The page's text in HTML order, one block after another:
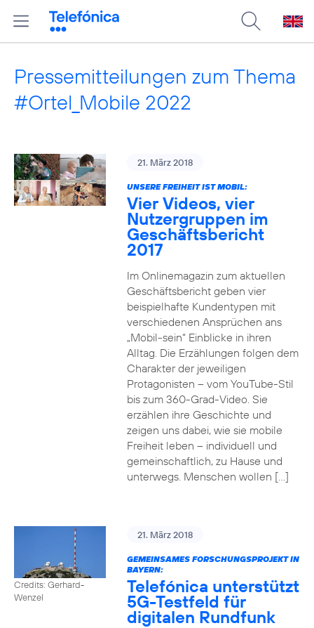
Pressemitteilungen zum Thema
#Ortel_Mobile 2022
21. März 2018
UNSERE FREIHEIT IST MOBIL:
Vier Videos, vier
Nutzergruppen im
Geschäftsbericht
2017
Im Onlinemagazin zum aktuellen
Geschäftsbericht geben vier
beispielhafte Kundentypen mit
verschiedenen Ansprüchen ans
„Mobil-sein“ Einblicke in ihren
Alltag. Die Erzählungen folgen dem
Charakter der jeweiligen
Protagonisten – vom YouTube-Stil
bis zum 360-Grad-Video. Sie
erzählen ihre Geschichte und
zeigen uns dabei, wie sie mobile
Freiheit leben – individuell und
gemeinschaftlich, zu Hause und
unterwegs. Menschen wollen […]
Credits: Gerhard-
Wenzel
21. März 2018
GEMEINSAMES FORSCHUNGSPROJEKT IN
BAYERN:
Telefónica unterstützt
5G-Testfeld für
digitalen Rundfunk